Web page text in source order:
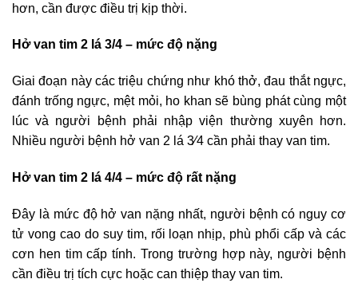
hơn, cần được điều trị kịp thời.
Hở van tim 2 lá 3/4 – mức độ nặng
Giai đoạn này các triệu chứng như khó thở, đau thắt ngực,
đánh trống ngực, mệt mỏi, ho khan sẽ bùng phát cùng một
lúc và người bệnh phải nhập viện thường xuyên hơn.
Nhiều người bệnh hở van 2 lá 3⁄4 cần phải thay van tim.
Hở van tim 2 lá 4/4 – mức độ rất nặng
Đây là mức độ hở van nặng nhất, người bệnh có nguy cơ
tử vong cao do suy tim, rối loạn nhịp, phù phổi cấp và các
cơn hen tim cấp tính. Trong trường hợp này, người bệnh
cần điều trị tích cực hoặc can thiệp thay van tim.